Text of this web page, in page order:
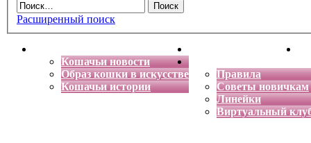
Расширенный поиск
Кошачьи новости
Образ кошки в искусстве
Кошачьи истории
Энциклопедия кошек
Правила
Советы новичкам
Линейки
Виртуальный